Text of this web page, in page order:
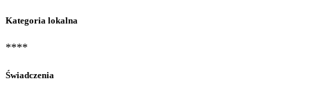
Kategoria lokalna
****
Świadczenia